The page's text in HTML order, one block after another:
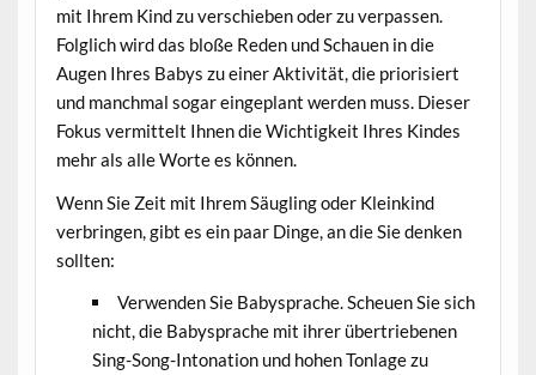
mit Ihrem Kind zu verschieben oder zu verpassen.
Folglich wird das bloße Reden und Schauen in die
Augen Ihres Babys zu einer Aktivität, die priorisiert
und manchmal sogar eingeplant werden muss. Dieser
Fokus vermittelt Ihnen die Wichtigkeit Ihres Kindes
mehr als alle Worte es können.
Wenn Sie Zeit mit Ihrem Säugling oder Kleinkind
verbringen, gibt es ein paar Dinge, an die Sie denken
sollten:
Verwenden Sie Babysprache. Scheuen Sie sich
nicht, die Babysprache mit ihrer übertriebenen
Sing-Song-Intonation und hohen Tonlage zu